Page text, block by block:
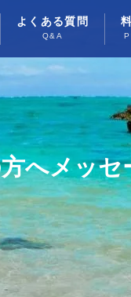
よくある質問
Q&A
へメッセ